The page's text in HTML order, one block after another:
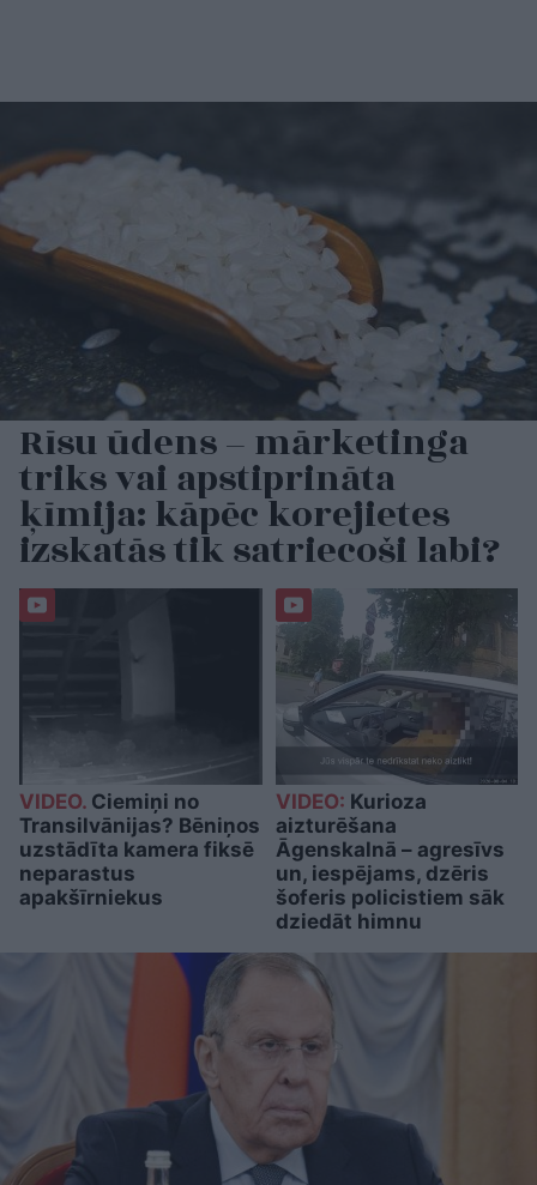
Rīsu ūdens – mārketinga
triks vai apstiprināta
ķīmija: kāpēc korejietes
izskatās tik satriecoši labi?
VIDEO. Ciemiņi no
Transilvānijas? Bēniņos
uzstādīta kamera fiksē
neparastus
apakšīrniekus
VIDEO: Kurioza
aizturēšana
Āgenskalnā – agresīvs
un, iespējams, dzēris
šoferis policistiem sāk
dziedāt himnu